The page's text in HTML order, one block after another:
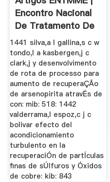
Encontro Nacional
De Tratamento De
...
1441 silva,a l gallina,s c w
tondo,l a kasbergen,j c
clark,j y desenvolvimento
de rota de processo para
aumento de recuperaÇÃo
de arsenopirita atravÉs de
con: mib: 518: 1442
valderrama,l espoz,c j c
bolivar efecto del
acondicionamiento
turbulento en la
recuperaciÓn de partÍculas
finas de sÚlfuros y Óxidos
de cobre: kib: 843